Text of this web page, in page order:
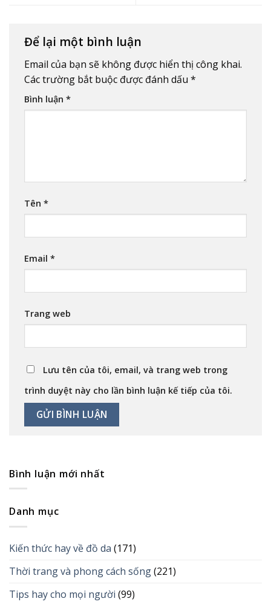
Để lại một bình luận
Email của bạn sẽ không được hiển thị công khai.
Các trường bắt buộc được đánh dấu *
Bình luận *
Tên *
Email *
Trang web
Lưu tên của tôi, email, và trang web trong
trình duyệt này cho lần bình luận kế tiếp của tôi.
Bình luận mới nhất
Danh mục
Kiến thức hay về đồ da (171)
Thời trang và phong cách sống(221)
Tips hay cho mọi người (99)